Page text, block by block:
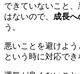
できていないこと
はないので、 成長へ
う。
悪いことを避けよ
という時に対応でき